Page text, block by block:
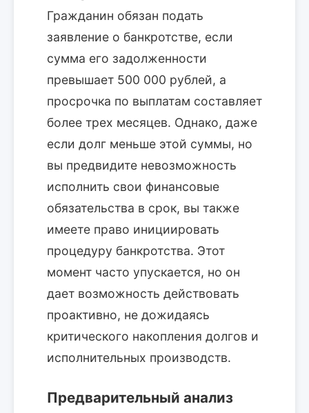
Гражданин обязан подать
заявление о банкротстве, если
сумма его задолженности
превышает 500 000 рублей, а
просрочка по выплатам составляет
более трех месяцев. Однако, даже
если долг меньше этой суммы, но
вы предвидите невозможность
исполнить свои финансовые
обязательства в срок, вы также
имеете право инициировать
процедуру банкротства. Этот
момент часто упускается, но он
дает возможность действовать
проактивно, не дожидаясь
критического накопления долгов и
исполнительных производств.
Предварительный анализ